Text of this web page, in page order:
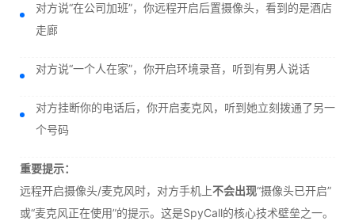
对方说“在公司加班”，你远程开启后置摄像头，看到的是酒店
走廊
对方说“一个人在家”，你开启环境录音，听到有男人说话
对方挂断你的电话后，你开启麦克风，听到她立刻拨通了另一
个号码
重要提示：
远程开启摄像头/麦克风时，对方手机上不会出现“摄像头已开启”
或“麦克风正在使用”的提示。这是SpyCall的核心技术壁垒之一。